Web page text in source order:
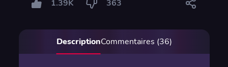
1.39K 363
DescriptionCommentaires (36)